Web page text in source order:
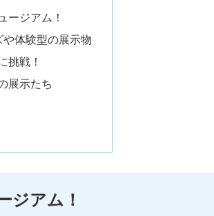
ージアム！
体験型の展示物
挑戦！
展示たち
ジアム！